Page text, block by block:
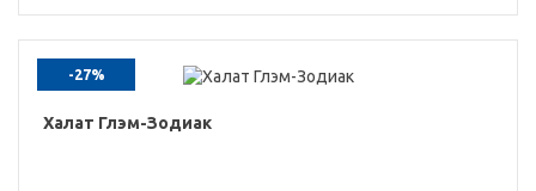
-27%
Халат Глэм-Зодиак